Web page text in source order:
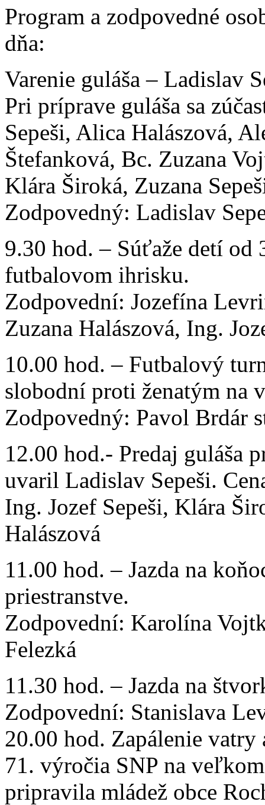
Program a zodpovedné
dňa:
Varenie guláša – Ladislav
Pri príprave guláša sa
Sepeši, Alica Halászová,
Štefanková, Bc. Zuzana
Klára Široká, Zuzana
Zodpovedný: Ladislav
9.30 hod. – Súťaže detí od
futbalovom ihrisku.
Zodpovední: Jozefína
Zuzana Halászová, Ing.
10.00 hod. – Futbalový
slobodní proti ženatým na
Zodpovedný: Pavol Brdár
12.00 hod.- Predaj guláša
uvaril Ladislav Sepeši.
Ing. Jozef Sepeši, Klára
Halászová
11.00 hod. – Jazda na
priestranstve.
Zodpovední: Karolína
Felezká
11.30 hod. – Jazda na
Zodpovední: Stanislava
20.00 hod. Zapálenie vatry
71. výročia SNP na
pripravila mládež obce